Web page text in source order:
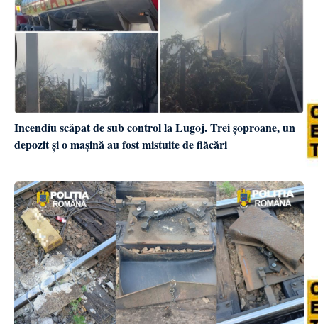
Incendiu scăpat de sub control la Lugoj. Trei șoproane, un
depozit și o mașină au fost mistuite de flăcări